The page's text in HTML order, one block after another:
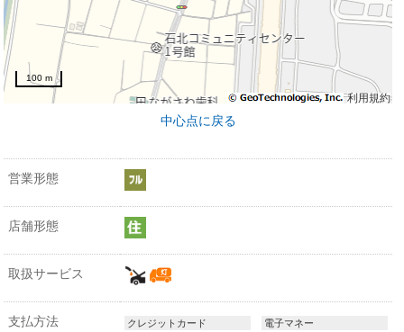
利用規約
100 m
中心点に戻る
営業形態
店舗形態
取扱サービス
支払方法 クレジットカード 電子マネー